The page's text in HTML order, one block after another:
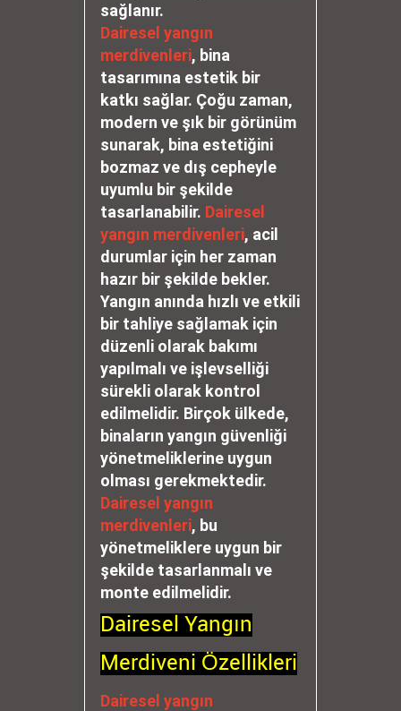
sağlanır.
Dairesel yangın
merdivenleri, bina
tasarımına estetik bir
katkı sağlar. Çoğu zaman,
modern ve şık bir görünüm
sunarak, bina estetiğini
bozmaz ve dış cepheyle
uyumlu bir şekilde
tasarlanabilir. Dairesel
yangın merdivenleri, acil
durumlar için her zaman
hazır bir şekilde bekler.
Yangın anında hızlı ve etkili
bir tahliye sağlamak için
düzenli olarak bakımı
yapılmalı ve işlevselliği
sürekli olarak kontrol
edilmelidir. Birçok ülkede,
binaların yangın güvenliği
yönetmeliklerine uygun
olması gerekmektedir.
Dairesel yangın
merdivenleri, bu
yönetmeliklere uygun bir
şekilde tasarlanmalı ve
monte edilmelidir.
Dairesel Yangın
Merdiveni Özellikleri
Dairesel yangın